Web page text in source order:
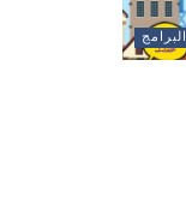
البرامج